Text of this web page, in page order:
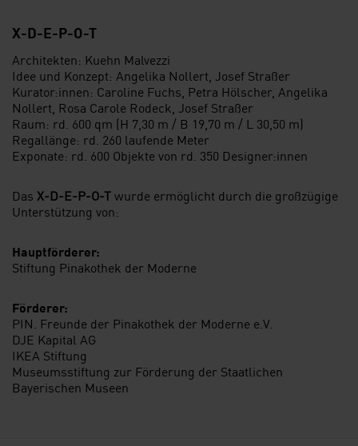
X-D-E-P-O-T
Architekten: Kuehn Malvezzi
Idee und Konzept: Angelika Nollert, Josef Straßer
Kurator:innen: Caroline Fuchs, Petra Hölscher, Angelika
Nollert, Rosa Carole Rodeck, Josef Straßer
Raum: rd. 600 qm (H 7,30 m / B 19,70 m / L 30,50 m)
Regallänge: rd. 260 laufende Meter
Exponate: rd. 600 Objekte von rd. 350 Designer:innen
Das X-D-E-P-O-Twurde ermöglicht durch die großzügige
Unterstützung von:
Hauptförderer:
Stiftung Pinakothek der Moderne
Förderer:
PIN. Freunde der Pinakothek der Moderne e.V.
DJE Kapital AG
IKEA Stiftung
Museumsstiftung zur Förderung der Staatlichen
Bayerischen Museen